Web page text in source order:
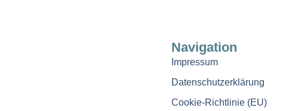
Navigation
Impressum
Datenschutzerklärung
Cookie-Richtlinie (EU)